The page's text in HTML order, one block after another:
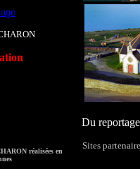
réalisées en
Du
Sites